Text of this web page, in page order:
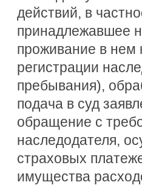
действий, в
принадлежавшее
проживание в нем
регистрации
пребывания),
подача в суд
обращение с
наследодателя,
страховых
имущества